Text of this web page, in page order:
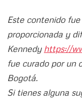
Este contenido
proporcionada y
Kennedy https://
fue curado por un
Bogotá.
Si tienes alguna